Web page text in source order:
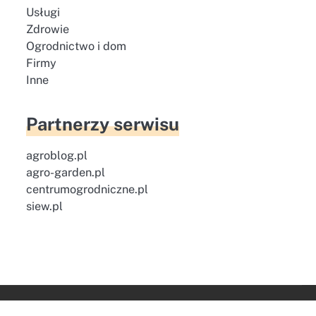
Usługi
Zdrowie
Ogrodnictwo i dom
Firmy
Inne
Partnerzy serwisu
agroblog.pl
agro-garden.pl
centrumogrodniczne.pl
siew.pl